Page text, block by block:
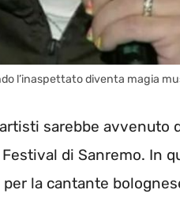
l’inaspettato diventa magia
sarebbe
di Sanremo. In
per la cantante